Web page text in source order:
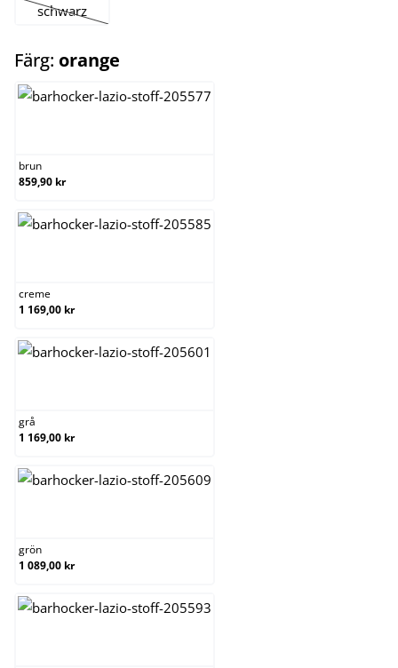
schwarz
(Det här alternativet är för närvarande inte tillgängligt.)
Färg: orange
brun
859,90 kr
creme
1 169,00 kr
grå
1 169,00 kr
grön
1 089,00 kr